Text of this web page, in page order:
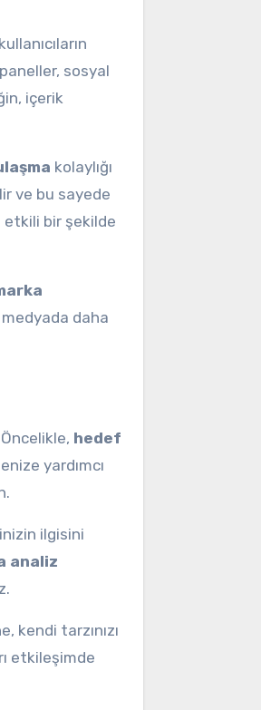
sosyal
içerik
kolaylığı
ve bu sayede
etkili bir şekilde
medyada daha
hedef
yardımcı
ilgisini
analiz
kendi tarzınızı
etkileşimde